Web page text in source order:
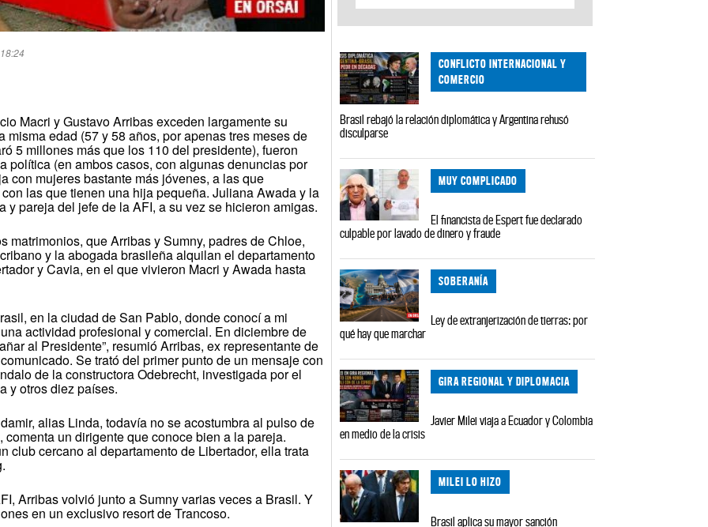
Macri y Gustavo Arribas exceden largamente su
edad (57 y 58 años, por apenas tres meses de
5 millones más que los 110 del presidente), fueron
política (en ambos casos, con algunas denuncias por
con mujeres bastante más jóvenes, a las que
las que tienen una hija pequeña. Juliana Awada y la
y pareja del jefe de la AFI, a su vez se hicieron amigas.
matrimonios, que Arribas y Sumny, padres de Chloe,
y la abogada brasileña alquilan el departamento
y Cavia, en el que vivieron Macri y Awada hasta
en la ciudad de San Pablo, donde conocí a mi
actividad profesional y comercial. En diciembre de
al Presidente”, resumió Arribas, ex representante de
Se trató del primer punto de un mensaje con
de la constructora Odebrecht, investigada por el
y otros diez países.
alias Linda, todavía no se acostumbra al pulso de
comenta un dirigente que conoce bien a la pareja.
club cercano al departamento de Libertador, ella trata
Arribas volvió junto a Sumny varias veces a Brasil. Y
en un exclusivo resort de Trancoso.
CONFLICTO INTERNACIONAL Y
COMERCIO
Brasil rebajó la relación diplomática y Argentina rehusó
disculparse
MUY COMPLICADO
El financista de Espert fue declarado
culpable por lavado de dinero y fraude
SOBERANÍA
Ley de extranjerización de tierras: por
qué hay que marchar
GIRA REGIONAL Y DIPLOMACIA
Javier Milei viaja a Ecuador y Colombia
en medio de la crisis
MILEI LO HIZO
Brasil aplica su mayor sanción